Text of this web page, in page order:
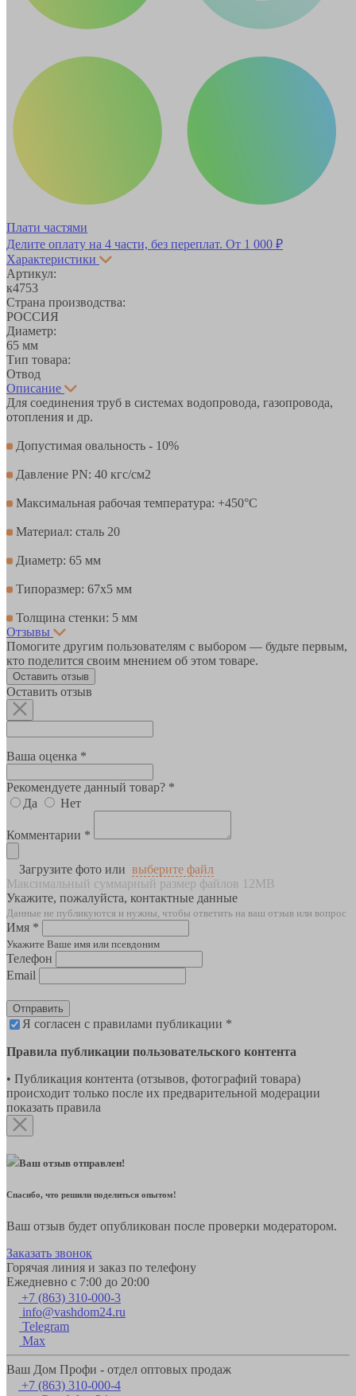
Плати частями
Делите оплату на 4 части, без переплат. От 1 000 ₽
Характеристики
Артикул:
к4753
Страна производства:
РОССИЯ
Диаметр:
65 мм
Тип товара:
Отвод
Описание
Для соединения труб в системах водопровода, газопровода,
отопления и др.
Допустимая овальность - 10%
Давление PN: 40 кгс/см2
Максимальная рабочая температура: +450°С
Материал: сталь 20
Диаметр: 65 мм
Типоразмер: 67х5 мм
Толщина стенки: 5 мм
Отзывы
Помогите другим пользователям с выбором — будьте первым,
кто поделится своим мнением об этом товаре.
Оставить отзыв
Оставить отзыв
Ваша оценка *
Рекомендуете данный товар? *
Да
Нет
Комментарии *
Загрузите фото или выберите файл
Максимальный суммарный размер файлов 12MB
Укажите, пожалуйста, контактные данные
Данные не публикуются и нужны, чтобы ответить на ваш отзыв или вопрос
Имя *
Укажите Ваше имя или псевдоним
Телефон
Email
Отправить
Я согласен с правилами публикации *
Правила публикации пользовательского контента
• Публикация контента (отзывов, фотографий товара)
происходит только после их предварительной модерации
показать правила
Ваш отзыв отправлен!
Спасибо, что решили поделиться опытом!
Ваш отзыв будет опубликован после проверки модератором.
Заказать звонок
Горячая линия и заказ по телефону
Ежедневно с 7:00 до 20:00
+7 (863) 310-000-3
info@vashdom24.ru
Telegram
Max
Ваш Дом Профи - отдел оптовых продаж
+7 (863) 310-000-4